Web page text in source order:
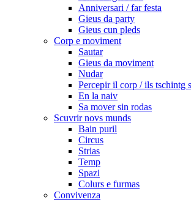
Anniversari / far festa
Gieus da party
Gieus cun pleds
Corp e moviment
Sautar
Gieus da moviment
Nudar
Percepir il corp / ils tschintg
En la naiv
Sa mover sin rodas
Scuvrir novs munds
Bain puril
Circus
Strias
Temp
Spazi
Colurs e furmas
Convivenza